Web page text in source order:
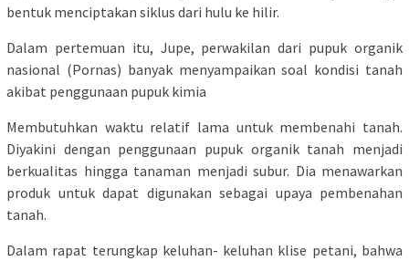
bentuk menciptakan siklus dari hulu ke hilir.
Dalam pertemuan itu, Jupe, perwakilan dari pupuk organik
nasional (Pornas) banyak menyampaikan soal kondisi tanah
akibat penggunaan pupuk kimia
Membutuhkan waktu relatif lama untuk membenahi tanah.
Diyakini dengan penggunaan pupuk organik tanah menjadi
berkualitas hingga tanaman menjadi subur. Dia menawarkan
produk untuk dapat digunakan sebagai upaya pembenahan
tanah.
Dalam rapat terungkap keluhan- keluhan klise petani, bahwa